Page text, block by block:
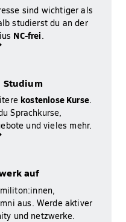
sind wichtiger als
studierst du an der
NC-frei.
Studium
kostenlose Kurse.
Sprachkurse,
und vieles mehr.
auf
aus. Werde aktiver
und netzwerke.